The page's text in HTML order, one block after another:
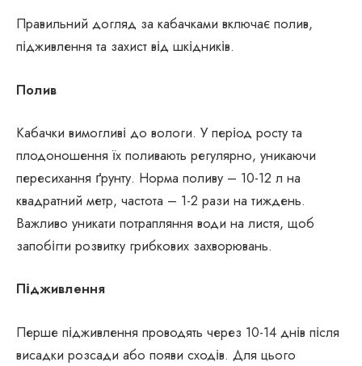
Правильний догляд за кабачками включає полив,
підживлення та захист від шкідників.
Полив
Кабачки вимогливі до вологи. У період росту та
плодоношення їх поливають регулярно, уникаючи
пересихання ґрунту. Норма поливу – 10-12 л на
квадратний метр, частота – 1-2 рази на тиждень.
Важливо уникати потрапляння води на листя, щоб
запобігти розвитку грибкових захворювань.
Підживлення
Перше підживлення проводять через 10-14 днів після
висадки розсади або появи сходів. Для цього